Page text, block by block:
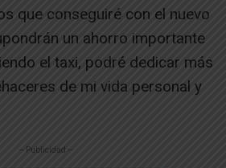
que conseguiré con el nuevo
un ahorro importante
el taxi, podré dedicar más
de mi vida personal y
-- Publicidad --